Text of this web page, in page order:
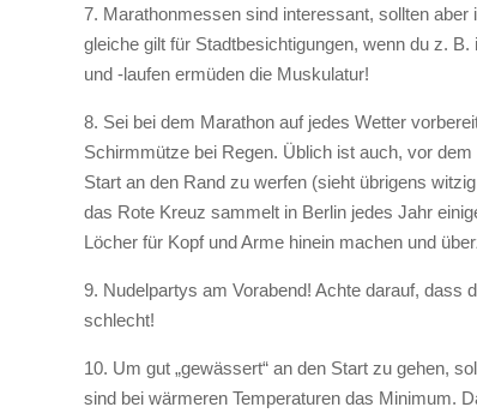
7. Marathonmessen sind interessant, sollten
gleiche gilt für Stadtbesichtigungen, wenn du z.
und -laufen ermüden die Muskulatur!
8. Sei bei dem Marathon auf jedes Wetter
Schirmmütze bei Regen. Üblich ist auch, vor
Start an den Rand zu werfen (sieht übrigens
das Rote Kreuz sammelt in Berlin jedes Jahr
Löcher für Kopf und Arme hinein machen und
9. Nudelpartys am Vorabend! Achte darauf, dass
schlecht!
10. Um gut „gewässert“ an den Start zu gehen,
sind bei wärmeren Temperaturen das Minimum.